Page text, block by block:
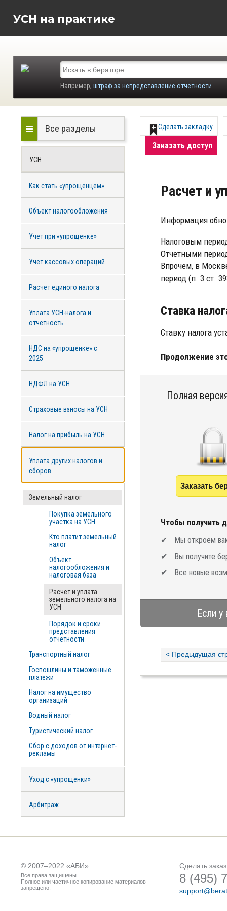
УСН на практике
Например, штраф за непредставление отчетности
Сделать закладку
Заказать доступ
Расчет и
Информация
Налоговым
Отчетными
Впрочем, в
период (п. 3 ст.
Ставка
Ставку налога
Продолжение
Полная
Заказать
Чтобы получить
Мы откроем
Вы получите
Все новые
Если
< Предыдущая
Все разделы
УСН
Как стать «упрощенцем»
Объект налогообложения
Учет при «упрощенке»
Учет кассовых операций
Расчет единого налога
Уплата УСН-налога и
отчетность
НДС на «упрощенке» с
2025
НДФЛ на УСН
Страховые взносы на УСН
Налог на прибыль на УСН
Уплата других налогов и
сборов
Земельный налог
Покупка земельного
участка на УСН
Кто платит земельный
налог
Объект
налогообложения и
налоговая база
Расчет и уплата
земельного налога на
УСН
Порядок и сроки
представления
отчетности
Транспортный налог
Госпошлины и таможенные
платежи
Налог на имущество
организаций
Водный налог
Туристический налог
Сбор с доходов от интернет-
рекламы
Уход с «упрощенки»
Арбитраж
© 2007–2022 «АБИ»
Все права защищены.
Полное или частичное копирование материалов
запрещено.
Сделать
8 (495)